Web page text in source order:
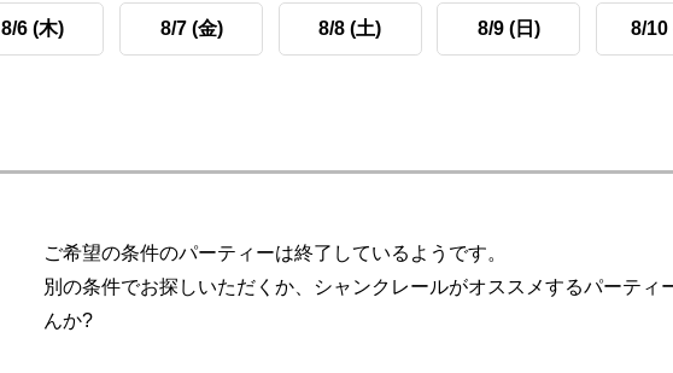
8/6 (木) 8/7 (金) 8/8 (土) 8/9 (日) 8/10
ご希望の条件のパーティーは終了しているようです。
別の条件でお探しいただくか、シャンクレールがオススメするパーティ
んか?